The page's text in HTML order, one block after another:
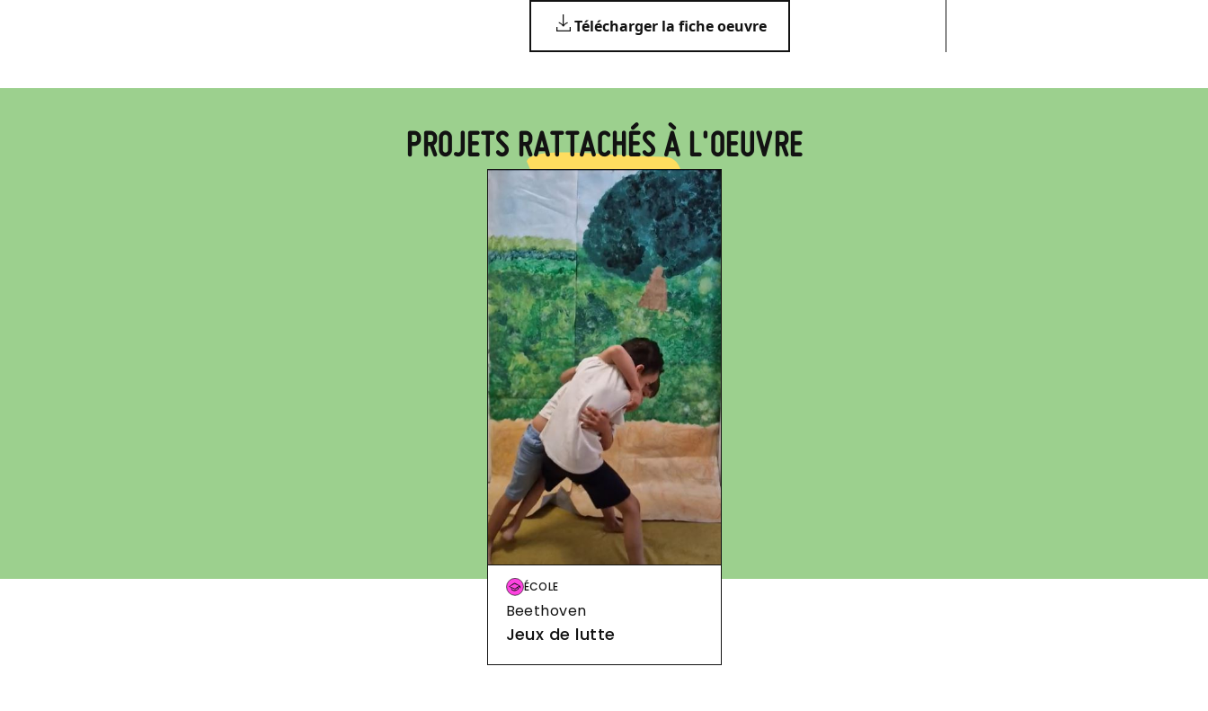
Télécharger la fiche oeuvre
PROJETS RATTACHÉS À L'OEUVRE
Image
ÉCOLE
Beethoven
Jeux de lutte